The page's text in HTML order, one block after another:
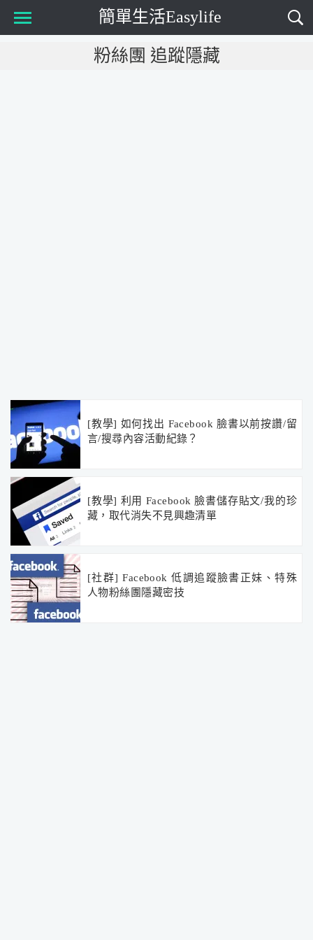
簡單生活Easylife
粉絲團 追蹤隱藏
[教學] 如何找出 Facebook 臉書以前按讚/留
言/搜尋內容活動紀錄？
[教學] 利用 Facebook 臉書儲存貼文/我的珍
藏，取代消失不見興趣清單
[社群] Facebook 低調追蹤臉書正妹、特殊
人物粉絲團隱藏密技